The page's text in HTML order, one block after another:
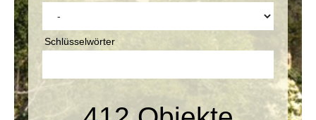
Schlüsselwörter